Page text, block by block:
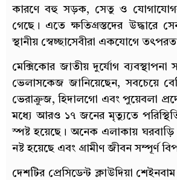
কারণে বহু সড়ক, সেতু ও
গেছে। এতে ক্ষতিগ্রস্তদের উদ্ধারে
স্থানীয় স্বেচ্ছাসেবীরা একযোগে
মেক্সিকোর জাতীয় দুর্যোগ ব্যবস্থাপনা
ভেলাসকেজ জানিয়েছেন, সবচেয়ে
ভেরাক্রুজ, হিদালগো এবং পুয়েবলা
মধ্যে আরও ১৭ জনের মৃত্যুতে
স্পষ্ট হয়েছে। অনেক এলাকায়
নষ্ট হয়েছে এবং গ্রামীণ জীবন সম্পূর্ণ
দেশটির প্রেসিডেন্ট ক্লাউদিয়া